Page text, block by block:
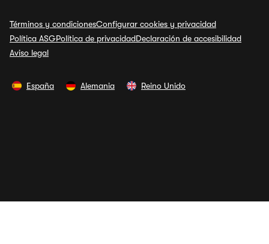
Términos y condicionesConfigurar cookies y privacidad
Política ASGPolítica de privacidadDeclaración de accesibilidad
Aviso legal
España Alemania Reino Unido